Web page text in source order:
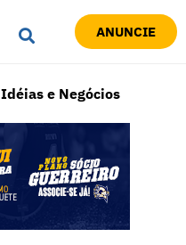
ANUNCIE
Idéias e Negócios